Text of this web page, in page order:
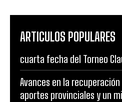
ARTICULOS POPULARES
cuarta fecha del Torneo
Avances en la
aportes provinciales y un